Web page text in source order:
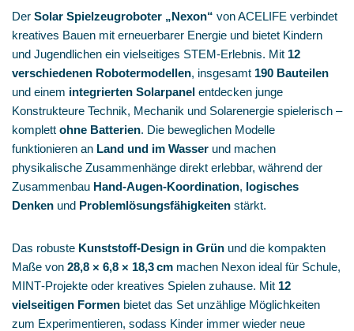
Der Solar Spielzeugroboter „Nexon“ von ACELIFE verbindet
kreatives Bauen mit erneuerbarer Energie und bietet Kindern
und Jugendlichen ein vielseitiges STEM‑Erlebnis. Mit 12
verschiedenen Robotermodellen, insgesamt 190 Bauteilen
und einem integrierten Solarpanel entdecken junge
Konstrukteure Technik, Mechanik und Solarenergie spielerisch –
komplett ohne Batterien. Die beweglichen Modelle
funktionieren an Land und im Wasser und machen
physikalische Zusammenhänge direkt erlebbar, während der
Zusammenbau Hand‑Augen‑Koordination, logisches
Denken und Problemlösungsfähigkeiten stärkt.
Das robuste Kunststoff‑Design in Grün und die kompakten
Maße von 28,8 × 6,8 × 18,3 cm machen Nexon ideal für Schule,
MINT‑Projekte oder kreatives Spielen zuhause. Mit 12
vielseitigen Formen bietet das Set unzählige Möglichkeiten
zum Experimentieren, sodass Kinder immer wieder neue